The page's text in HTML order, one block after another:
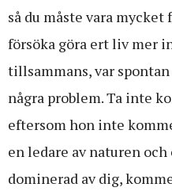
så du måste vara
försöka göra ert liv mer
tillsammans, var
några problem. Ta inte
eftersom hon inte
en ledare av naturen
dominerad av dig,